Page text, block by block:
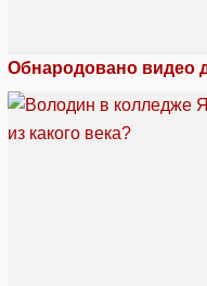
Обнародовано видео